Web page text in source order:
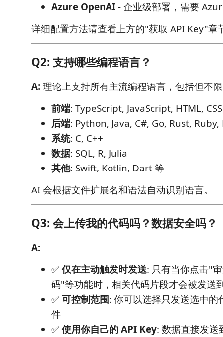
Azure OpenAI- 企业级部署，需要
详细配置方法请查看上方的"获取 API Key"章
Q2: 支持哪些编程语言？
A:理论上支持所有主流编程语言，包括但不
前端: TypeScript, JavaScript, HTML, CSS
后端: Python, Java, C#, Go, Rust, Ruby,
系统: C, C++
数据: SQL, R, Julia
其他: Swift, Kotlin, Dart 等
AI 会根据文件扩展名和语法自动识别语言。
Q3: 会上传我的代码吗？数据安全吗？
A:
✅仅在主动触发时发送: 只有当你点击"
码"等功能时，相关代码片段才会被发送
✅可控制范围: 你可以选择只发送选中的
件
✅使用你自己的 API Key: 数据直接发送